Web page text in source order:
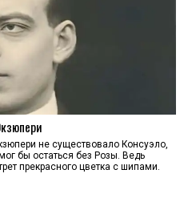
не существовало Консуэло,
бы остаться без Розы. Ведь
прекрасного цветка с шипами.